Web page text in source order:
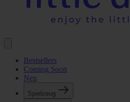
Bestsellers
Coming Soon
Neu
Spielzeug